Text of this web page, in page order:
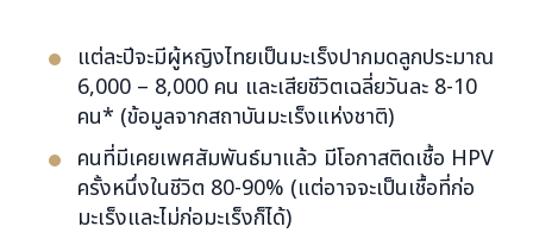
แต่ละปีจะมีผู้หญิงไทยเป็นมะเร็งปากมดลูกประมาณ
6,000 – 8,000 คน และเสียชีวิตเฉลี่ยวันละ 8-10
คน* (ข้อมูลจากสถาบันมะเร็งแห่งชาติ)
คนที่มีเคยเพศสัมพันธ์มาแล้ว มีโอกาสติดเชื้อ HPV
ครั้งหนึ่งในชีวิต 80-90% (แต่อาจจะเป็นเชื้อที่ก่อ
มะเร็งและไม่ก่อมะเร็งก็ได้)